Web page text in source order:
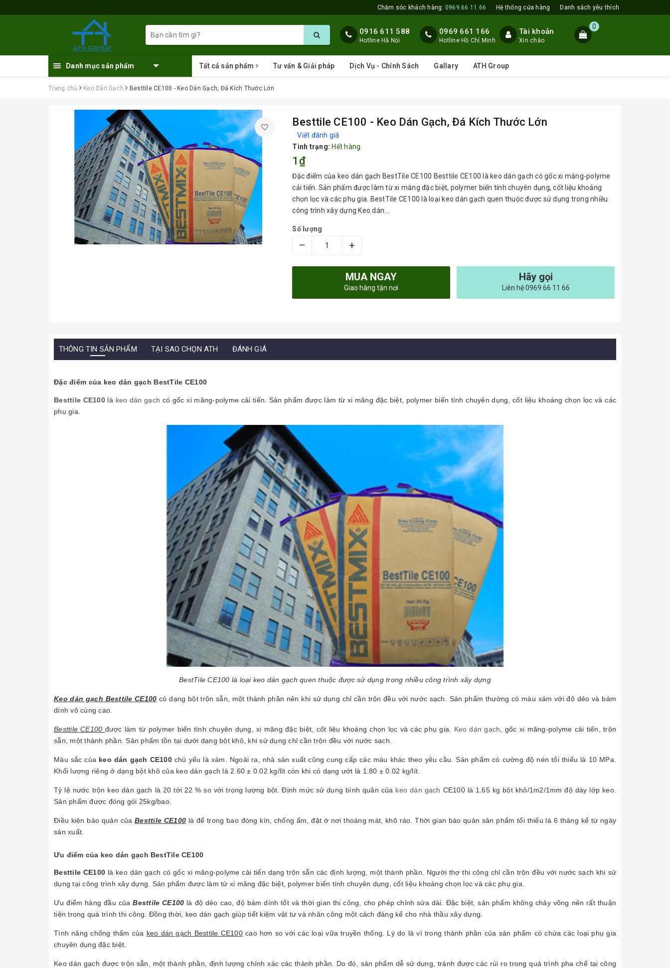
Chăm sóc khách hàng: 0969.66.11.66 Hệ thống cửa hàng Danh sách yêu thích
0916 611 588
Hotline Hà Nội
0969 661 166
Hotline Hồ Chí Minh
Tài khoản
Xin chào
0
Danh mục sản phẩm Tất cả sản phẩm Tư vấn & Giải pháp Dịch Vụ - Chính Sách Gallary ATH Group
Trang chủ Keo Dán Gạch Besttile CE100 - Keo Dán Gạch, Đá Kích Thước Lớn
Besttile CE100 - Keo Dán Gạch, Đá Kích Thước Lớn
Viết đánh giá
Tình trạng: Hết hàng
1₫
Đặc điểm của keo dán gạch BestTile CE100 Besttile CE100 là keo dán gạch có gốc xi măng-polyme
cải tiến. Sản phẩm được làm từ xi măng đặc biệt, polymer biến tính chuyên dụng, cốt liệu khoáng
chọn lọc và các phụ gia. BestTile CE100 là loại keo dán gạch quen thuộc được sử dụng trong nhiều
công trình xây dựng Keo dán...
Số lượng
– +
MUA NGAY
Giao hàng tận nơi
Hãy gọi
Liên hệ 0969 66 11 66
THÔNG TIN SẢN PHẨM TẠI SAO CHỌN ATH ĐÁNH GIÁ
Đặc điểm của keo dán gạch BestTile CE100
Besttile CE100là keo dán gạch có gốc xi măng-polyme cải tiến. Sản phẩm được làm từ xi măng đặc biệt, polymer biến tính chuyên dụng, cốt liệu khoáng chọn lọc và các
phụ gia.
BestTile CE100 là loại keo dán gạch quen thuộc được sử dụng trong nhiều công trình xây dựng
Keo dán gạch Besttile CE100 có dạng bột trộn sẵn, một thành phần nên khi sử dụng chỉ cần trộn đều với nước sạch. Sản phẩm thường có màu xám với độ dẻo và bám
dính vô cùng cao.
Besttile CE100 được làm từ polymer biến tính chuyên dụng, xi măng đặc biệt, cốt liệu khoáng chọn lọc và các phụ gia. Keo dán gạch , gốc xi măng-polyme cải tiến, trộn
sẵn, một thành phần. Sản phẩm tồn tại dưới dạng bột khô, khi sử dụng chỉ cần trộn đều với nước sạch.
Màu sắc của keo dán gạch CE100chủ yếu là xám. Ngoài ra, nhà sản xuất cũng cung cấp các màu khác theo yêu cầu. Sản phẩm có cường độ nén tối thiểu là 10 MPa.
Khối lượng riêng ở dạng bột khô của keo dán gạch là 2.60 ± 0.02 kg/lít còn khi có dạng ướt là 1.80 ± 0.02 kg/lít.
Tỷ lệ nước trộn keo dán gạch là 20 tới 22 % so với trọng lượng bột. Định mức sử dụng bình quân của keo dán gạch CE100 là 1.65 kg bột khô/1m2/1mm độ dày lớp keo.
Sản phẩm được đóng gói 25kg/bao.
Điều kiện bảo quản củaBesttile CE100 là để trong bao đóng kín, chống ẩm, đặt ở nơi thoáng mát, khô ráo. Thời gian bảo quản sản phẩm tối thiểu là 6 tháng kể từ ngày
sản xuất.
Ưu điểm của keo dán gạch BestTile CE100
Besttile CE100 là keo dán gạch có gốc xi măng-polyme cải tiến dạng trộn sẵn các định lượng, một thành phần. Người thợ thi công chỉ cần trộn đều với nước sạch khi sử
dụng tại công trình xây dựng. Sản phẩm được làm từ xi măng đặc biệt, polymer biến tính chuyên dụng, cốt liệu khoáng chọn lọc và các phụ gia.
Ưu điểm hàng đầu củaBesttile CE100 là độ dẻo cao, độ bám dính tốt và thời gian thi công, cho phép chỉnh sửa dài. Đặc biệt, sản phẩm không chảy võng nên rất thuận
tiện trong quá trình thi công. Đồng thời, keo dán gạch giúp tiết kiệm vật tư và nhân công một cách đáng kể cho nhà thầu xây dựng.
Tính năng chống thấm của keo dán gạch Besttile CE100cao hơn so với các loại vữa truyền thống. Lý do là vì trong thành phần của sản phẩm có chứa các loại phụ gia
chuyên dụng đặc biệt.
Keo dán gạch được trộn sẵn, một thành phần, định lượng chính xác các thành phần. Do đó, sản phẩm dễ sử dụng, tránh được các rủi ro trong quá trình pha chế tại công